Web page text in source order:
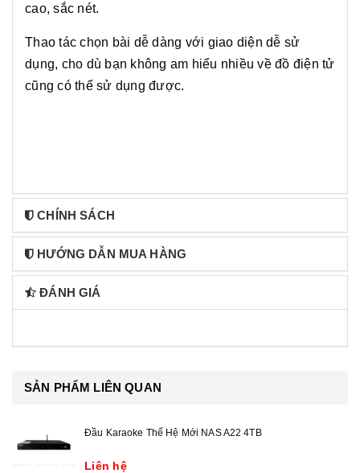
cao, sắc nét.
Thao tác chọn bài dễ dàng với giao diện dễ sử
dụng, cho dù bạn không am hiểu nhiều về đồ điện tử
cũng có thể sử dụng được.
CHÍNH SÁCH
HƯỚNG DẪN MUA HÀNG
ĐÁNH GIÁ
SẢN PHẨM LIÊN QUAN
Đầu Karaoke Thế Hệ Mới NAS A22 4TB
Liên hệ